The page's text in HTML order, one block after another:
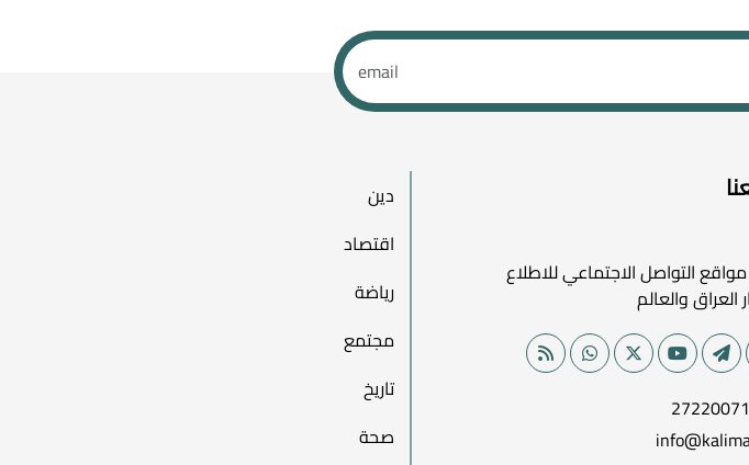
التواصل الاجتماعي للاطلاع
العراق والعالم
دين
اقتصاد
رياضة
مجتمع
تاريخ
صحة